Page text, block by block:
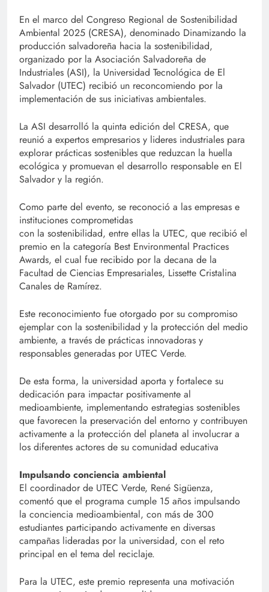
En el marco del Congreso Regional de Sostenibilidad
Ambiental 2025 (CRESA), denominado Dinamizando la
producción salvadoreña hacia la sostenibilidad,
organizado por la Asociación Salvadoreña de
Industriales (ASI), la Universidad Tecnológica de El
Salvador (UTEC) recibió un reconcomiendo por la
implementación de sus iniciativas ambientales.
La ASI desarrolló la quinta edición del CRESA, que
reunió a expertos empresarios y lideres industriales para
explorar prácticas sostenibles que reduzcan la huella
ecológica y promuevan el desarrollo responsable en El
Salvador y la región.
Como parte del evento, se reconoció a las empresas e
instituciones comprometidas
con la sostenibilidad, entre ellas la UTEC, que recibió el
premio en la categoría Best Environmental Practices
Awards, el cual fue recibido por la decana de la
Facultad de Ciencias Empresariales, Lissette Cristalina
Canales de Ramírez.
Este reconocimiento fue otorgado por su compromiso
ejemplar con la sostenibilidad y la protección del medio
ambiente, a través de prácticas innovadoras y
responsables generadas por UTEC Verde.
De esta forma, la universidad aporta y fortalece su
dedicación para impactar positivamente al
medioambiente, implementando estrategias sostenibles
que favorecen la preservación del entorno y contribuyen
activamente a la protección del planeta al involucrar a
los diferentes actores de su comunidad educativa
Impulsando conciencia ambiental
El coordinador de UTEC Verde, René Sigüenza,
comentó que el programa cumple 15 años impulsando
la conciencia medioambiental, con más de 300
estudiantes participando activamente en diversas
campañas lideradas por la universidad, con el reto
principal en el tema del reciclaje.
Para la UTEC, este premio representa una motivación